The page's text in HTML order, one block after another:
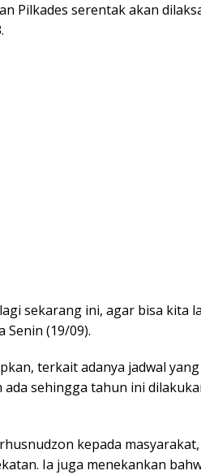
Pilkades serentak akan
sekarang ini, agar bisa kita
Senin (19/09).
terkait adanya jadwal
sehingga tahun ini
kepada
Ia juga menekankan